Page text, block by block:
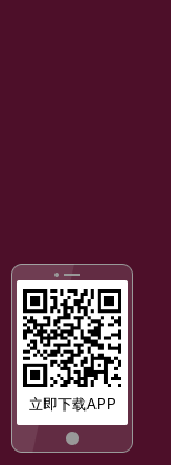
立即下载APP